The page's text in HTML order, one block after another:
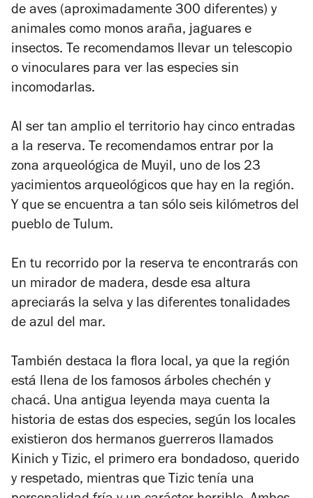
de aves (aproximadamente 300 diferentes) y
animales como monos araña, jaguares e
insectos. Te recomendamos llevar un telescopio
o vinoculares para ver las especies sin
incomodarlas.
Al ser tan amplio el territorio hay cinco entradas
a la reserva. Te recomendamos entrar por la
zona arqueológica de Muyil, uno de los 23
yacimientos arqueológicos que hay en la región.
Y que se encuentra a tan sólo seis kilómetros del
pueblo de Tulum.
En tu recorrido por la reserva te encontrarás con
un mirador de madera, desde esa altura
apreciarás la selva y las diferentes tonalidades
de azul del mar.
También destaca la flora local, ya que la región
está llena de los famosos árboles chechén y
chacá. Una antigua leyenda maya cuenta la
historia de estas dos especies, según los locales
existieron dos hermanos guerreros llamados
Kinich y Tizic, el primero era bondadoso, querido
y respetado, mientras que Tizic tenía una